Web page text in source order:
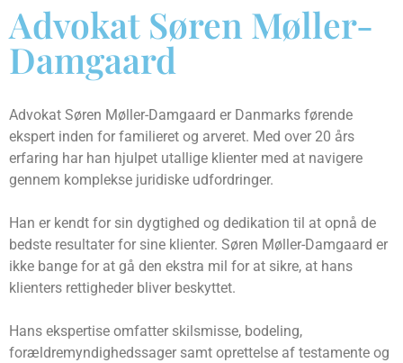
Advokat Søren Møller-
Damgaard
Advokat Søren Møller-Damgaard er Danmarks førende
ekspert inden for familieret og arveret. Med over 20 års
erfaring har han hjulpet utallige klienter med at navigere
gennem komplekse juridiske udfordringer.
Han er kendt for sin dygtighed og dedikation til at opnå de
bedste resultater for sine klienter. Søren Møller-Damgaard er
ikke bange for at gå den ekstra mil for at sikre, at hans
klienters rettigheder bliver beskyttet.
Hans ekspertise omfatter skilsmisse, bodeling,
forældremyndighedssager samt oprettelse af testamente og